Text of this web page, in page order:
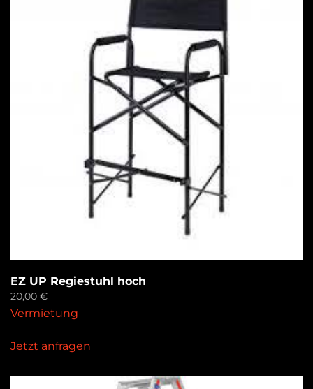
EZ UP Regiestuhl hoch
20,00 €
Vermietung
Jetzt anfragen